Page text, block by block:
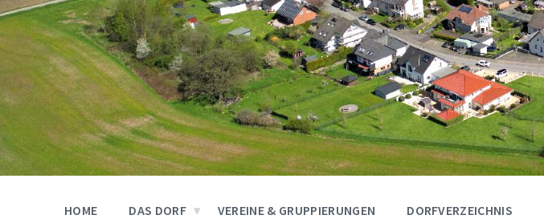
HOME DAS DORF VEREINE & GRUPPIERUNGEN DORFVERZEICHNIS